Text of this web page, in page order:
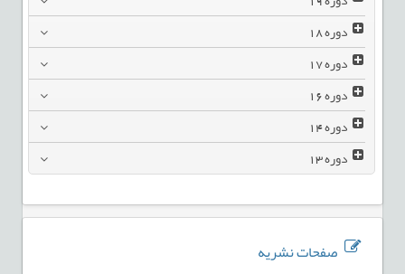
دوره18
دوره17
دوره16
دوره14
دوره13
صفحات نشریه